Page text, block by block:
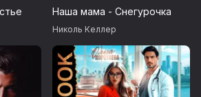
Наша мама - Снегурочка
Николь Келлер